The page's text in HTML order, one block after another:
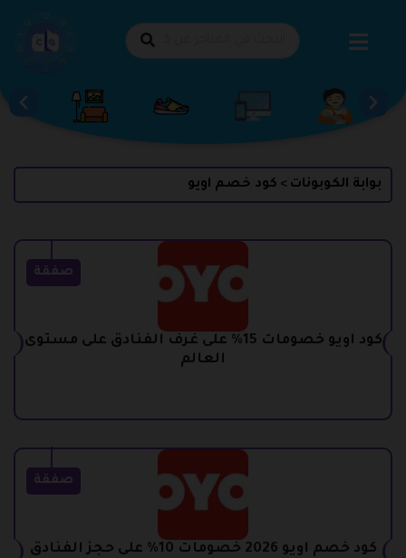
بوابة الكوبونات > كود خصم اويو
صفقة
كود اويو خصومات 15% على غرف الفنادق على مستوى
العالم
صفقة
كود خصم اويو 2026 خصومات 10% على حجز الفنادق